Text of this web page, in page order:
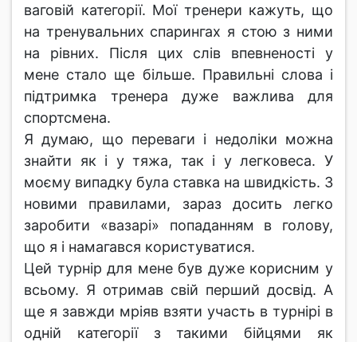
ваговій категорії. Мої тренери кажуть, що
на тренувальних спарингах я стою з ними
на рівних. Після цих слів впевненості у
мене стало ще більше. Правильні слова і
підтримка тренера дуже важлива для
спортсмена.
Я думаю, що переваги і недоліки можна
знайти як і у тяжа, так і у легковеса. У
моєму випадку була ставка на швидкість. З
новими правилами, зараз досить легко
заробити «вазарі» попаданням в голову,
що я і намагався користуватися.
Цей турнір для мене був дуже корисним у
всьому. Я отримав свій перший досвід. А
ще я завжди мріяв взяти участь в турнірі в
одній категорії з такими бійцями як